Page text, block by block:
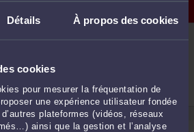
Détails À propos des cookies
cookies
pour mesurer la fréquentation de
une expérience utilisateur fondée
plateformes (vidéos, réseaux
ainsi que la gestion et l’analyse
CHARON
des affaires et de la concurrence
la famille, des personnes et de leur
travail